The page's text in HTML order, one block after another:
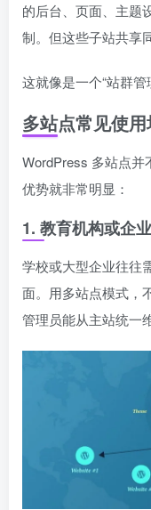
的后台、页面、主题
制。但这些子站共享
这就像是一个“站群管
多站点常见使
WordPress 多站点并
优势就非常明显：
1. 教育机构或企
学校或大型企业往往
面。用多站点模式，
管理员能从主站统一